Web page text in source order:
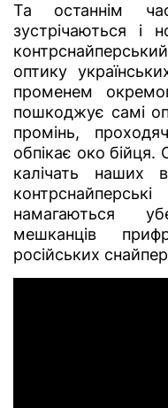
Та останнім
зустрічаються і
оптику
променем
пошкоджує самі
промінь,
обпікає око
калічать наших
намагаються
мешканців
російських